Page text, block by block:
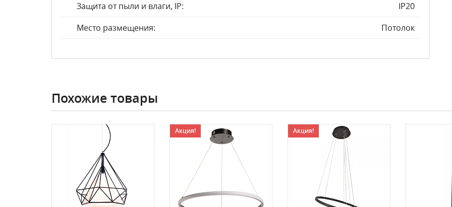
Защита от пыли и влаги, IP:
IP20
Место размещения:
Потолок
Похожие товары
Акция! Акция!